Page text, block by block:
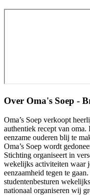
Over Oma's Soep -
Oma’s Soep verkoopt
authentiek recept van
eenzame ouderen blij te
Oma’s Soep wordt
Stichting organiseert in
wekelijks activiteiten waar
eenzaamheid tegen te
studentenbesturen
nationaal organiseren wij